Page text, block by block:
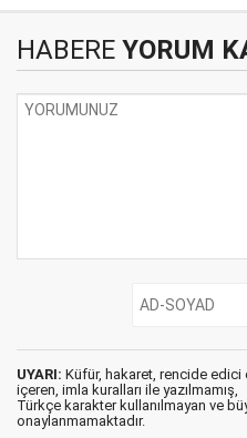
HABERE YORUM
UYARI: Küfür, hakaret, rencide edici
içeren, imla kuralları ile yazılmamış,
Türkçe karakter kullanılmayan ve
onaylanmamaktadır.